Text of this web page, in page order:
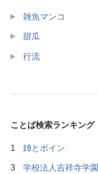
雑魚マンコ
甜瓜
行流
ことば検索ランキング
姉とボイン
学校法人吉祥寺学園